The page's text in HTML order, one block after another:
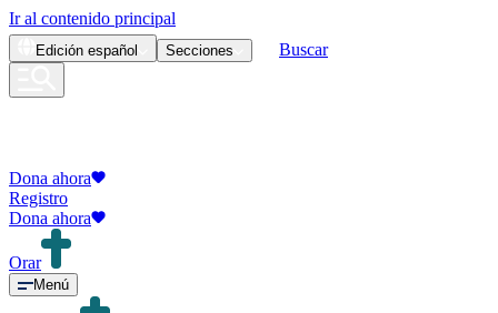
Ir al contenido principal
Edición español Secciones Buscar
Dona ahora
Registro
Dona ahora
Orar
Menú